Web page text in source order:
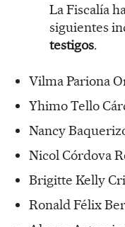
La Fiscalía
siguientes
testigos.
Vilma Pariona
Yhimo Tello
Nancy
Nicol Córdova
Brigitte Kelly
Ronald Félix